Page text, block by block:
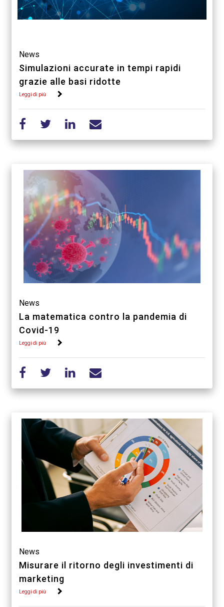
News
Simulazioni accurate in tempi rapidi
grazie alle basi ridotte
Leggi di più
News
La matematica contro la pandemia di
Covid-19
Leggi di più
News
Misurare il ritorno degli investimenti di
marketing
Leggi di più